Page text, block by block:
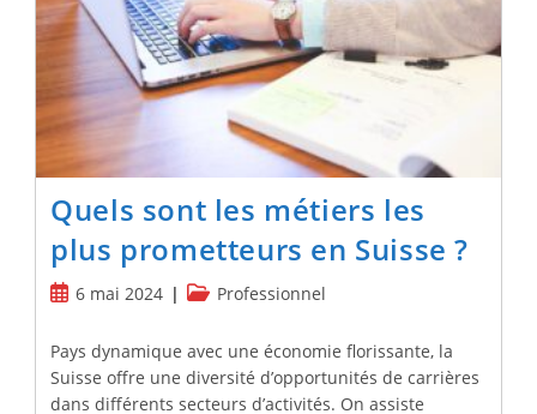
Pour
Un
Frontalier
Quels sont les métiers les
plus prometteurs en Suisse ?
Publication
6 mai 2024
PostProfessionnel
Pays dynamique avec une économie florissante, la
Suisse offre une diversité d’opportunités de carrières
dans différents secteurs d’activités. On assiste